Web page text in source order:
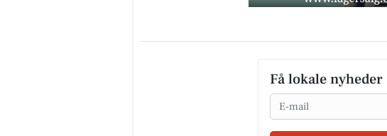
Få lokale nyheder
Email